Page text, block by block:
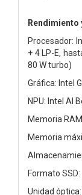
Rendimiento
Procesador:
+ 4 LP-E,
80 W turbo)
Gráfica: Intel
NPU: Intel AI
Memoria
Memoria
Formato
Unidad